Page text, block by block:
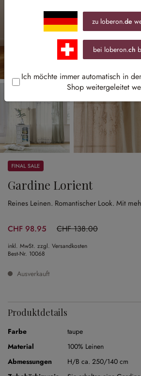
Sale
Gardine Lorient
Reines Leinen. Romantischer Look. Mit
CHF 98.95 CHF 138.00
(28.3% gespart)
inkl. MwSt. zzgl. Versandkosten
Best-Nr. 10068
Ausverkauft
Produktdetails
Farbe
taupe
Material
100% Leinen
Abmessungen
H/B ca. 250/140 cm
zu loberon.de
bei loberon.ch
Ich möchte immer automatisch in
Shop weitergeleitet